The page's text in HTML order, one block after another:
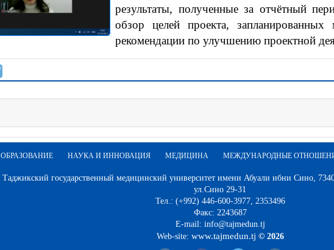
результаты, полученные за отчётный
обзор целей проекта,
рекомендации по улучшению проектной
ОБРАЗОВАНИЕ НАУКА И ИННОВАЦИЯ МЕДИЦИНА МЕЖДУНАРОДНЫЕ
Таджикский государственный медицинский университет имени Абуали ибни Сино,
ул.Сино 29-31
Тел.: (+992) 446-600-3977, 2353496
Факс: 2243687
E-mail: info@tajmedun.tj
Web-site: www.tajmedun.tj © 2026